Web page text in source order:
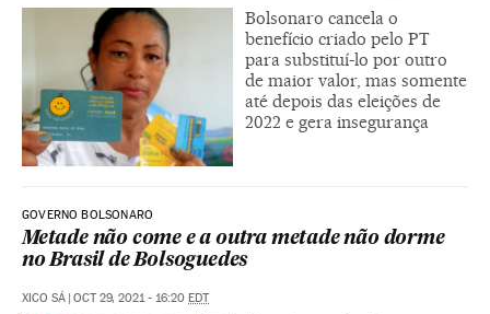
Bolsonaro cancela o
benefício criado pelo PT
para substituí-lo por outro
de maior valor, mas somente
até depois das eleições de
2022 e gera insegurança
GOVERNO BOLSONARO
Metade não come e a outra metade não dorme
no Brasil de Bolsoguedes
XICO SÁ OCT 29, 2021 - 16:20 EDT